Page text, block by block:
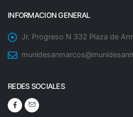
INFORMACION GENERAL
Jr. Progreso N 332 Plaza de
REDES SOCIALES